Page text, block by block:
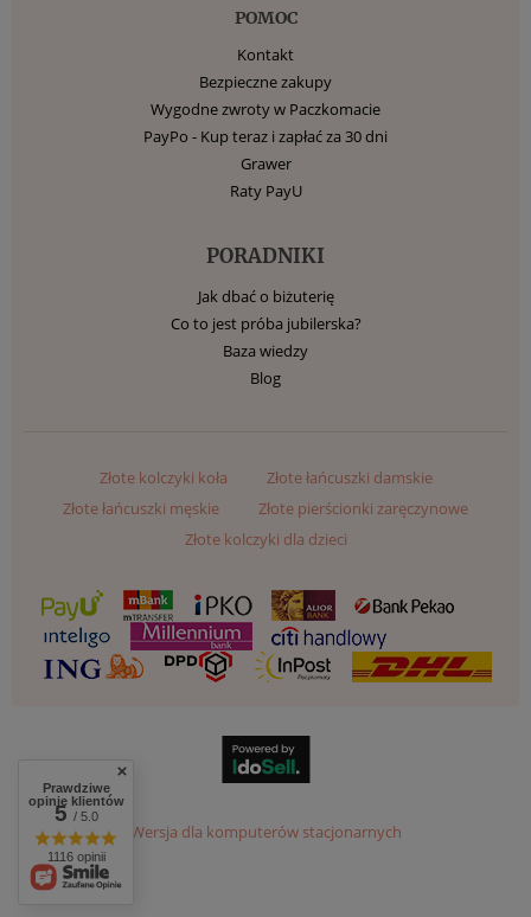
POMOC
Kontakt
Bezpieczne zakupy
Wygodne zwroty w Paczkomacie
PayPo - Kup teraz i zapłać za 30 dni
Grawer
Raty PayU
PORADNIKI
Jak dbać o biżuterię
Co to jest próba jubilerska?
Baza wiedzy
Blog
Złote kolczyki koła
Złote łańcuszki damskie
Złote łańcuszki męskie
Złote pierścionki zaręczynowe
Złote kolczyki dla dzieci
Wersja dla komputerów stacjonarnych
Prawdziwe
opinie klientów
5/ 5.0
1116 opinii